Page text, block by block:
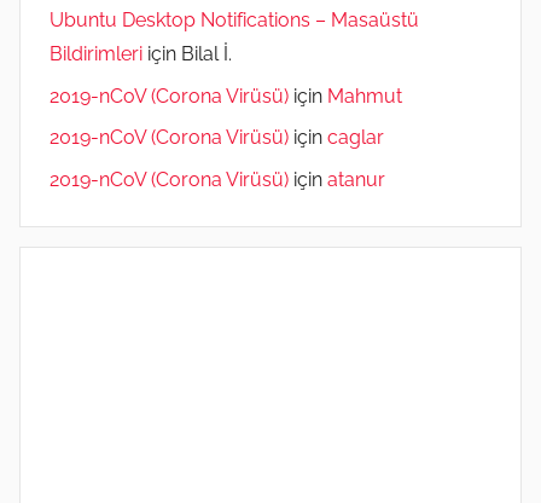
Ubuntu Desktop Notifications – Masaüstü
Bildirimleri için Bilal İ.
2019-nCoV (Corona Virüsü) için Mahmut
2019-nCoV (Corona Virüsü) için caglar
2019-nCoV (Corona Virüsü) için atanur